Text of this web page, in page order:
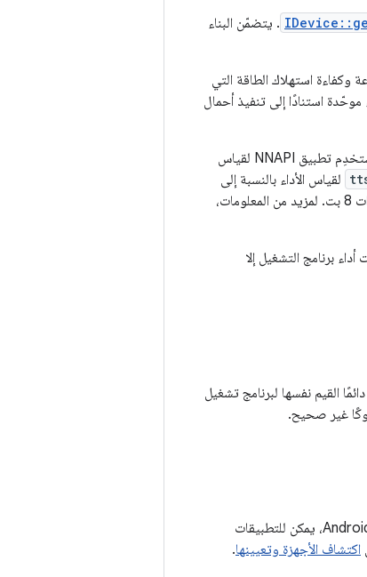
. يتضمّن البناء
وكفاءة استهلاك الطاقة التي
استنادًا إلى تنفيذ أحمال
، استخدِم تطبيق NNAPI لقياس
لقياس الأداء بالنسبة إلى
قيم النقطة العائمة ذات 32 بت، ويُنصح باستخدام طُرز MobileNet v1 وv2 الكمّية لقياس القيم الكمّية ذات 8 بت. لمزيد من المعلومات،
أداء برنامج التشغيل إلا
القيم نفسها لبرنامج تشغيل
غير صحيح.
يحدّد إطار العمل الأجهزة التي سيتم استخدامها عند تلقّي طلب من أحد التطبيقات. في نظام التشغيل Android 10، يمكن للتطبيقات
اكتشاف الأجهزة وتعيينها.